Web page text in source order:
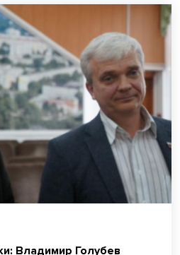
Владимир Голубев